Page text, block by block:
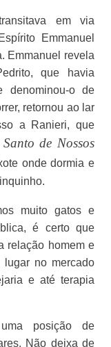
em via
Emmanuel
Emmanuel revela
que havia
denominou-o de
retornou ao lar
a Ranieri, que
de Nossos
onde dormia e
muito gatos e
é certo que
relação homem e
no mercado
e até terapia
posição de
Não deixa de